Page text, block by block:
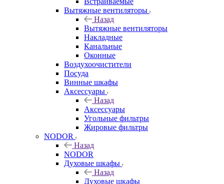
Вытяжные вентиляторы
Назад
Вытяжные вентиляторы
Накладные
Канальные
Оконные
Воздухоочистители
Посуда
Винные шкафы
Аксессуары
Назад
Аксессуары
Угольные фильтры
Жировые фильтры
NODOR
Назад
NODOR
Духовые шкафы
Назад
Духовые шкафы